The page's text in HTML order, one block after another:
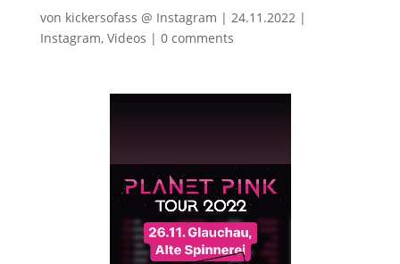
von kickersofass @ Instagram | 24.11.2022|
Instagram, Videos | 0 comments